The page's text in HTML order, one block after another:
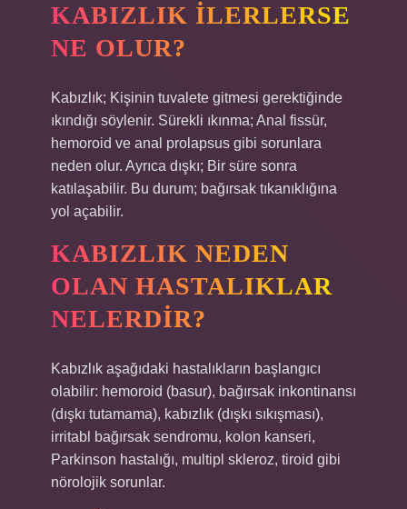
KABIZLIK ILERLERSE
NE OLUR?
Kabızlık; Kişinin tuvalete gitmesi gerektiğinde
ıkındığı söylenir. Sürekli ıkınma; Anal fissür,
hemoroid ve anal prolapsus gibi sorunlara
neden olur. Ayrıca dışkı; Bir süre sonra
katılaşabilir. Bu durum; bağırsak tıkanıklığına
yol açabilir.
KABIZLIK NEDEN
OLAN HASTALIKLAR
NELERDIR?
Kabızlık aşağıdaki hastalıkların başlangıcı
olabilir: hemoroid (basur), bağırsak inkontinansı
(dışkı tutamama), kabızlık (dışkı sıkışması),
irritabl bağırsak sendromu, kolon kanseri,
Parkinson hastalığı, multipl skleroz, tiroid gibi
nörolojik sorunlar.